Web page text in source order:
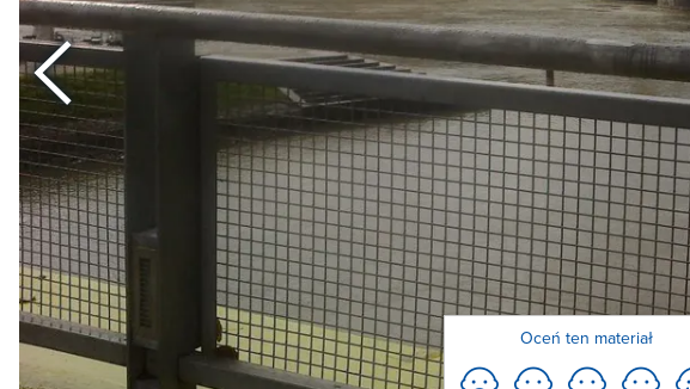
Poprzedni
Oceń ten materiał